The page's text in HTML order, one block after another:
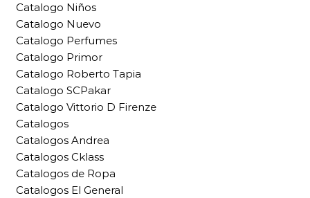
Catalogo Niños
Catalogo Nuevo
Catalogo Perfumes
Catalogo Primor
Catalogo Roberto Tapia
Catalogo SCPakar
Catalogo Vittorio D Firenze
Catalogos
Catalogos Andrea
Catalogos Cklass
Catalogos de Ropa
Catalogos El General